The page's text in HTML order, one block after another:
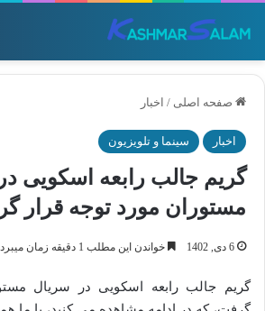
صفحه اصلی / اخبار
اخبار سینما و تلویزیون
گریم جالب رابعه اسکویی
مستوران مورد توجه قرار
6 دی, 1402 خواندن این مطلب 1 دقیقه زمان میبرد
گریم جالب رابعه اسکویی در سریال